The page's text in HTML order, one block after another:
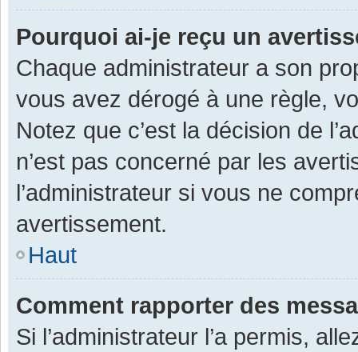
Pourquoi ai-je reçu un
Chaque administrateur a son
vous avez dérogé à une règle,
Notez que c’est la décision de
n’est pas concerné par les
l’administrateur si vous ne
avertissement.
Haut
Comment rapporter des
Si l’administrateur l’a permis,